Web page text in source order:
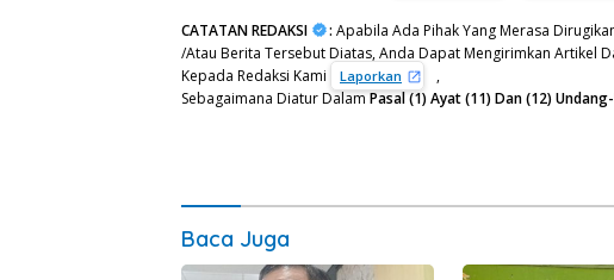
CATATAN REDAKSI : Apabila Ada Pihak Yang Merasa
/Atau Berita Tersebut Diatas, Anda Dapat Mengirimkan Artikel
Kepada Redaksi Kami
Laporkan
,
Sebagaimana Diatur DalamPasal (1) Ayat (11) Dan (12)
Baca Juga